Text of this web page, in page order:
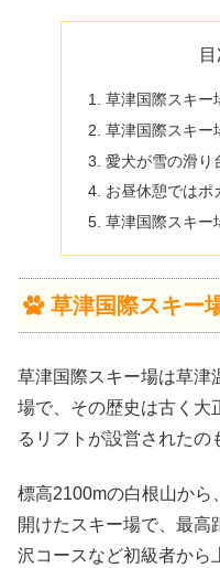
草津国際スキー
草津国際スキー
愛犬が雪の滑り
お昼休憩ではポ
草津国際スキー
草津国際スキー
草津国際スキー場は草津
場で、その歴史は古く大
るリフトが設営されたの
標高2100mの白根山から
開けたスキー場で、最高
沢コースなど初級者から